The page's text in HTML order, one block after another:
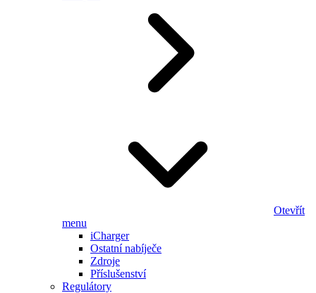
Otevřít
menu
iCharger
Ostatní nabíječe
Zdroje
Příslušenství
Regulátory